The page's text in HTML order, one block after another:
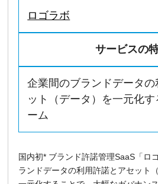
ロゴラボ
サービスの
企業間のブランドデータの
ット（データ）を一元化
ーム
国内初* ブランド許諾管理SaaS「ロ
ランドデータの利用許諾とアセット